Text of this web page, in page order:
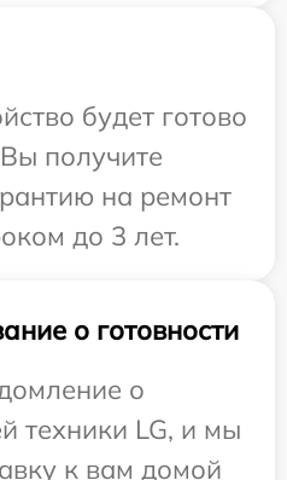
будет готово
получите
на ремонт
до 3 лет.
о готовности
о
техники LG, и мы
к вам домой